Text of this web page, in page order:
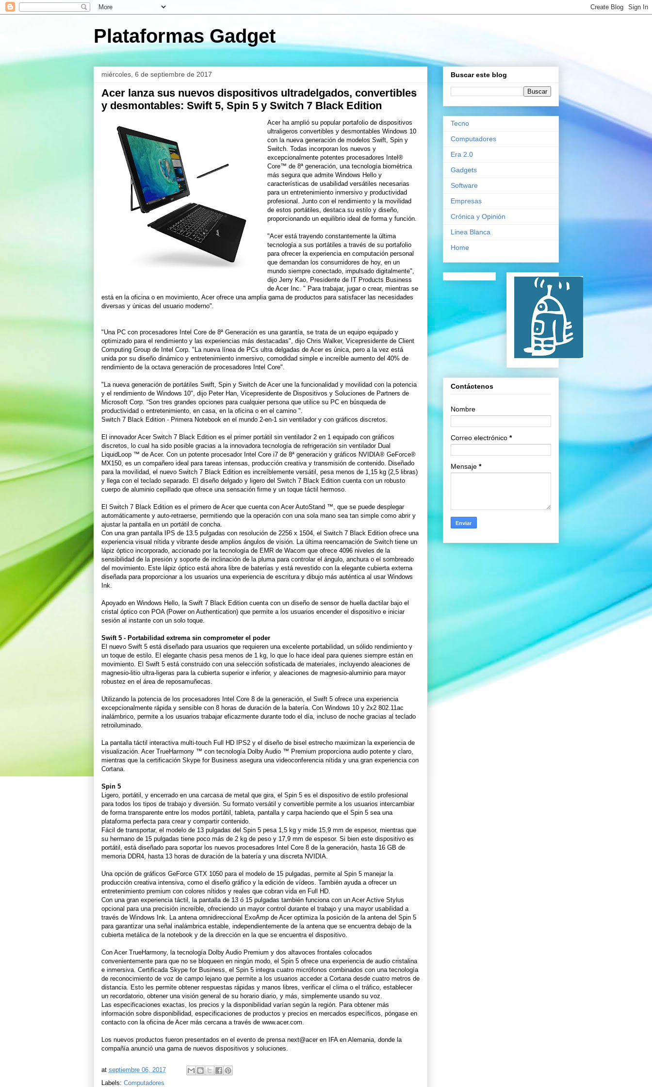
Plataformas Gadget
miércoles, 6 de septiembre de 2017
Acer lanza sus nuevos dispositivos ultradelgados, convertibles
y desmontables: Swift 5, Spin 5 y Switch 7 Black Edition
Acer ha amplió su popular portafolio de dispositivos
ultraligeros convertibles y desmontables Windows 10
con la nueva generación de modelos Swift, Spin y
Switch. Todas incorporan los nuevos y
excepcionalmente potentes procesadores Intel®
Core™ de 8ª generación, una tecnología biométrica
más segura que admite Windows Hello y
características de usabilidad versátiles necesarias
para un entretenimiento inmersivo y productividad
profesional. Junto con el rendimiento y la movilidad
de estos portátiles, destaca su estilo y diseño,
proporcionando un equilibrio ideal de forma y función.
"Acer está trayendo constantemente la última
tecnología a sus portátiles a través de su portafolio
para ofrecer la experiencia en computación personal
que demandan los consumidores de hoy, en un
mundo siempre conectado, impulsado digitalmente",
dijo Jerry Kao, Presidente de IT Products Business
de Acer Inc. " Para trabajar, jugar o crear, mientras se
está en la oficina o en movimiento, Acer ofrece una amplia gama de productos para satisfacer las necesidades
diversas y únicas del usuario moderno".
"Una PC con procesadores Intel Core de 8ª Generación es una garantía, se trata de un equipo equipado y
optimizado para el rendimiento y las experiencias más destacadas", dijo Chris Walker, Vicepresidente de Client
Computing Group de Intel Corp. "La nueva línea de PCs ultra delgadas de Acer es única, pero a la vez está
unida por su diseño dinámico y entretenimiento inmersivo, comodidad simple e increíble aumento del 40% de
rendimiento de la octava generación de procesadores Intel Core".
"La nueva generación de portátiles Swift, Spin y Switch de Acer une la funcionalidad y movilidad con la potencia
y el rendimiento de Windows 10", dijo Peter Han, Vicepresidente de Dispositivos y Soluciones de Partners de
Microsoft Corp. “Son tres grandes opciones para cualquier persona que utilice su PC en búsqueda de
productividad o entretenimiento, en casa, en la oficina o en el camino ".
Switch 7 Black Edition - Primera Notebook en el mundo 2-en-1 sin ventilador y con gráficos discretos.
El innovador Acer Switch 7 Black Edition es el primer portátil sin ventilador 2 en 1 equipado con gráficos
discretos, lo cual ha sido posible gracias a la innovadora tecnología de refrigeración sin ventilador Dual
LiquidLoop ™ de Acer. Con un potente procesador Intel Core i7 de 8ª generación y gráficos NVIDIA® GeForce®
MX150, es un compañero ideal para tareas intensas, producción creativa y transmisión de contenido. Diseñado
para la movilidad, el nuevo Switch 7 Black Edition es increíblemente versátil, pesa menos de 1,15 kg (2,5 libras)
y llega con el teclado separado. El diseño delgado y ligero del Switch 7 Black Edition cuenta con un robusto
cuerpo de aluminio cepillado que ofrece una sensación firme y un toque táctil hermoso.
El Switch 7 Black Edition es el primero de Acer que cuenta con Acer AutoStand ™, que se puede desplegar
automáticamente y auto-retraerse, permitiendo que la operación con una sola mano sea tan simple como abrir y
ajustar la pantalla en un portátil de concha.
Con una gran pantalla IPS de 13.5 pulgadas con resolución de 2256 x 1504, el Switch 7 Black Edition ofrece una
experiencia visual nítida y vibrante desde amplios ángulos de visión. La última reencarnación de Switch tiene un
lápiz óptico incorporado, accionado por la tecnología de EMR de Wacom que ofrece 4096 niveles de la
sensibilidad de la presión y soporte de inclinación de la pluma para controlar el ángulo, anchura o el sombreado
del movimiento. Este lápiz óptico está ahora libre de baterías y está revestido con la elegante cubierta externa
diseñada para proporcionar a los usuarios una experiencia de escritura y dibujo más auténtica al usar Windows
Ink.
Apoyado en Windows Hello, la Swift 7 Black Edition cuenta con un diseño de sensor de huella dactilar bajo el
cristal óptico con POA (Power on Authentication) que permite a los usuarios encender el dispositivo e iniciar
sesión al instante con un solo toque.
Swift 5 - Portabilidad extrema sin comprometer el poder
El nuevo Swift 5 está diseñado para usuarios que requieren una excelente portabilidad, un sólido rendimiento y
un toque de estilo. El elegante chasis pesa menos de 1 kg, lo que lo hace ideal para quienes siempre están en
movimiento. El Swift 5 está construido con una selección sofisticada de materiales, incluyendo aleaciones de
magnesio-litio ultra-ligeras para la cubierta superior e inferior, y aleaciones de magnesio-aluminio para mayor
robustez en el área de reposamuñecas.
Utilizando la potencia de los procesadores Intel Core 8 de la generación, el Swift 5 ofrece una experiencia
excepcionalmente rápida y sensible con 8 horas de duración de la batería. Con Windows 10 y 2x2 802.11ac
inalámbrico, permite a los usuarios trabajar eficazmente durante todo el día, incluso de noche gracias al teclado
retroiluminado.
La pantalla táctil interactiva multi-touch Full HD IPS2 y el diseño de bisel estrecho maximizan la experiencia de
visualización. Acer TrueHarmony ™ con tecnología Dolby Audio ™ Premium proporciona audio potente y claro,
mientras que la certificación Skype for Business asegura una videoconferencia nítida y una gran experiencia con
Cortana.
Spin 5
Ligero, portátil, y encerrado en una carcasa de metal que gira, el Spin 5 es el dispositivo de estilo profesional
para todos los tipos de trabajo y diversión. Su formato versátil y convertible permite a los usuarios intercambiar
de forma transparente entre los modos portátil, tableta, pantalla y carpa haciendo que el Spin 5 sea una
plataforma perfecta para crear y compartir contenido.
Fácil de transportar, el modelo de 13 pulgadas del Spin 5 pesa 1,5 kg y mide 15,9 mm de espesor, mientras que
su hermano de 15 pulgadas tiene poco más de 2 kg de peso y 17,9 mm de espesor. Si bien este dispositivo es
portátil, está diseñado para soportar los nuevos procesadores Intel Core 8 de la generación, hasta 16 GB de
memoria DDR4, hasta 13 horas de duración de la batería y una discreta NVIDIA.
Una opción de gráficos GeForce GTX 1050 para el modelo de 15 pulgadas, permite al Spin 5 manejar la
producción creativa intensiva, como el diseño gráfico y la edición de vídeos. También ayuda a ofrecer un
entretenimiento premium con colores nítidos y reales que cobran vida en Full HD.
Con una gran experiencia táctil, la pantalla de 13 ó 15 pulgadas también funciona con un Acer Active Stylus
opcional para una precisión increíble, ofreciendo un mayor control durante el trabajo y una mayor usabilidad a
través de Windows Ink. La antena omnidireccional ExoAmp de Acer optimiza la posición de la antena del Spin 5
para garantizar una señal inalámbrica estable, independientemente de la antena que se encuentra debajo de la
cubierta metálica de la notebook y de la dirección en la que se encuentra el dispositivo.
Con Acer TrueHarmony, la tecnología Dolby Audio Premium y dos altavoces frontales colocados
convenientemente para que no se bloqueen en ningún modo, el Spin 5 ofrece una experiencia de audio cristalina
e inmersiva. Certificada Skype for Business, el Spin 5 integra cuatro micrófonos combinados con una tecnología
de reconocimiento de voz de campo lejano que permite a los usuarios acceder a Cortana desde cuatro metros de
distancia. Esto les permite obtener respuestas rápidas y manos libres, verificar el clima o el tráfico, establecer
un recordatorio, obtener una visión general de su horario diario, y más, simplemente usando su voz.
Las especificaciones exactas, los precios y la disponibilidad varían según la región. Para obtener más
información sobre disponibilidad, especificaciones de productos y precios en mercados específicos, póngase en
contacto con la oficina de Acer más cercana a través de www.acer.com.
Los nuevos productos fueron presentados en el evento de prensa next@acer en IFA en Alemania, donde la
compañía anunció una gama de nuevos dispositivos y soluciones.
at septiembre 06, 2017
Labels: Computadores
Buscar este blog
Tecno
Computadores
Era 2.0
Gadgets
Software
Empresas
Crónica y Opinión
Linea Blanca
Home
Contáctenos
Nombre
Correo electrónico *
Mensaje *